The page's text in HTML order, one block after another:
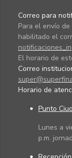
Correo para
Para el envío
habilitado el
El horario de
Correo
Horario de
Punto
Lunes a
p.m.